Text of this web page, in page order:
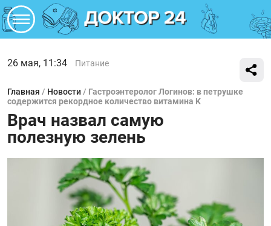
26 мая, 11:34 Питание
Главная / Новости / Гастроэнтеролог Логинов: в петрушке
содержится рекордное количество витамина K
Врач назвал самую
полезную зелень